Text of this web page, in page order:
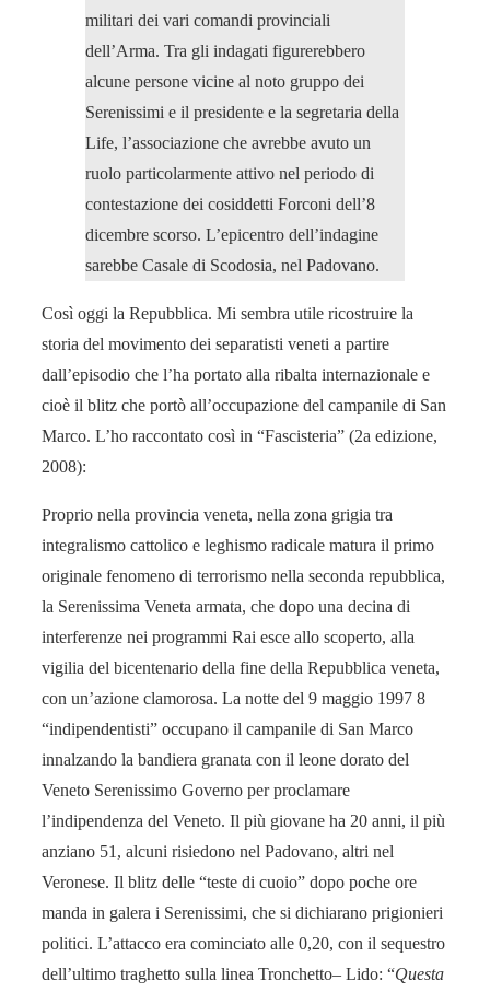
militari dei vari comandi provinciali
dell’Arma. Tra gli indagati figurerebbero
alcune persone vicine al noto gruppo dei
Serenissimi e il presidente e la segretaria della
Life, l’associazione che avrebbe avuto un
ruolo particolarmente attivo nel periodo di
contestazione dei cosiddetti Forconi dell’8
dicembre scorso. L’epicentro dell’indagine
sarebbe Casale di Scodosia, nel Padovano.
Così oggi la Repubblica. Mi sembra utile ricostruire la
storia del movimento dei separatisti veneti a partire
dall’episodio che l’ha portato alla ribalta internazionale e
cioè il blitz che portò all’occupazione del campanile di San
Marco. L’ho raccontato così in “Fascisteria” (2a edizione,
2008):
Proprio nella provincia veneta, nella zona grigia tra
integralismo cattolico e leghismo radicale matura il primo
originale fenomeno di terrorismo nella seconda repubblica,
la Serenissima Veneta armata, che dopo una decina di
interferenze nei programmi Rai esce allo scoperto, alla
vigilia del bicentenario della fine della Repubblica veneta,
con un’azione clamorosa. La notte del 9 maggio 1997 8
“indipendentisti” occupano il campanile di San Marco
innalzando la bandiera granata con il leone dorato del
Veneto Serenissimo Governo per proclamare
l’indipendenza del Veneto. Il più giovane ha 20 anni, il più
anziano 51, alcuni risiedono nel Padovano, altri nel
Veronese. Il blitz delle “teste di cuoio” dopo poche ore
manda in galera i Serenissimi, che si dichiarano prigionieri
politici. L’attacco era cominciato alle 0,20, con il sequestro
dell’ultimo traghetto sulla linea Tronchetto– Lido: “Questa